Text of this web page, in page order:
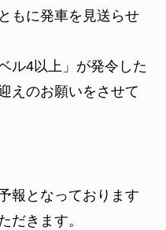
もに発車を見送らせ
ル4以上」が発令した
えのお願いをさせて
報となっております
だきます。